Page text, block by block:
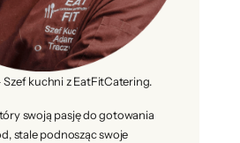
kuchni z EatFitCatering.
swoją pasję do gotowania
stale podnosząc swoje